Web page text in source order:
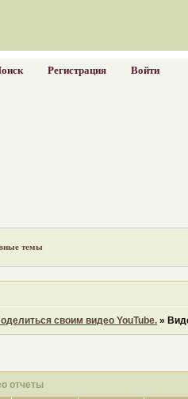
Регистрация Войти
темы
своим видео YouTube. »
отчеты